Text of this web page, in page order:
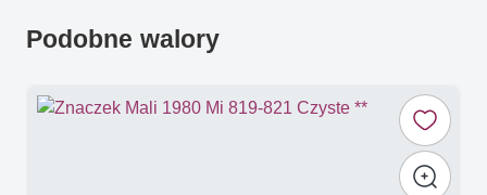
Podobne walory